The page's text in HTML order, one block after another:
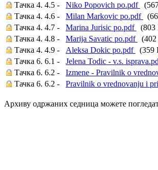
Тачка 4. 4.5 -
Niko Popovich po.pdf
Тачка 4. 4.6 -
Milan Markovic po.pdf
Тачка 4. 4.7 -
Marina Jurisic po.pdf
Тачка 4. 4.8 -
Marija Savatic po.pdf
Тачка 4. 4.9 -
Aleksa Dokic po.pdf
(359
Тачка 6. 6.1 -
Jelena Todic - v.s.
Тачка 6. 6.2 -
Izmene - Pravilnik o
Тачка 6. 6.2 -
Pravilnik o vrednovanju i
Архиву одржаних седница можете